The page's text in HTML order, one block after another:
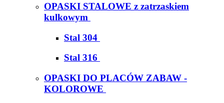
OPASKI STALOWE z zatrzaskiem
kulkowym
Stal 304
Stal 316
OPASKI DO PLACÓW ZABAW -
KOLOROWE